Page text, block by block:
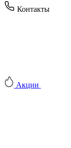
Контакты
Акции